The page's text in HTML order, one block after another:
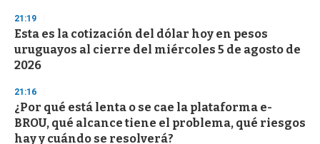
21:19
Esta es la cotización del dólar hoy en pesos
uruguayos al cierre del miércoles 5 de agosto de
2026
21:16
¿Por qué está lenta o se cae la plataforma e-
BROU, qué alcance tiene el problema, qué riesgos
hay y cuándo se resolverá?